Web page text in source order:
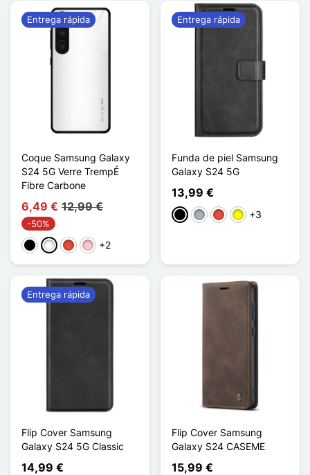
Coque Samsung Galaxy
S24 5G Verre TrempÉ
Fibre Carbone
6,49 € 12,99 €
-50%
NegroBlancoRojoRosa+2
Entrega rápida
Funda de piel Samsung
Galaxy S24 5G
13,99 €
NegroGris RojoAmarillo
+3
Entrega rápida
Flip Cover Samsung
Galaxy S24 5G Classic
14,99 €
Entrega rápida
Flip Cover Samsung
Galaxy S24 CASEME
15,99 €